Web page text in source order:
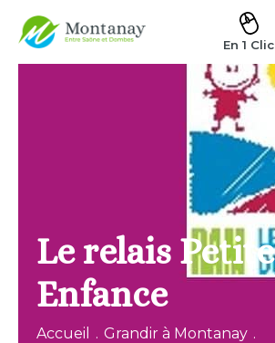
Aller au contenu
En 1 Clic
Le relais Petite
Enfance
Accueil . Grandir à Montanay .